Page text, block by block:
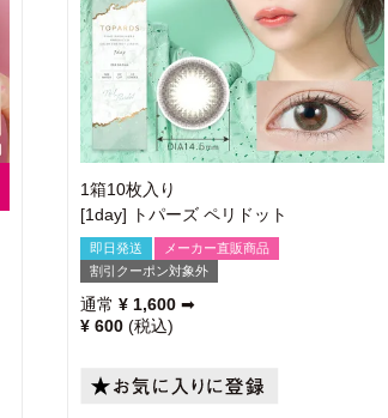
1箱10枚入り
[1day] トパーズ ペリドット
即日発送
メーカー直販商品
割引クーポン対象外
通常 ¥ 1,600 ➡
¥ 600 税込